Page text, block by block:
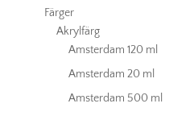
Färger
Akrylfärg
Amsterdam 120 ml
Amsterdam 20 ml
Amsterdam 500 ml